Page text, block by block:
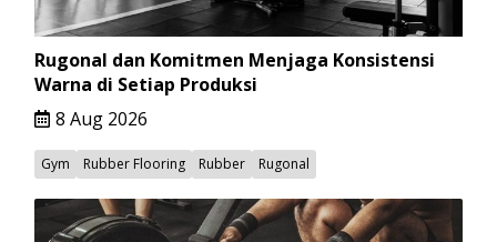
Rugonal dan Komitmen Menjaga Konsistensi
Warna di Setiap Produksi
8 Aug 2026
Gym Rubber Flooring Rubber Rugonal